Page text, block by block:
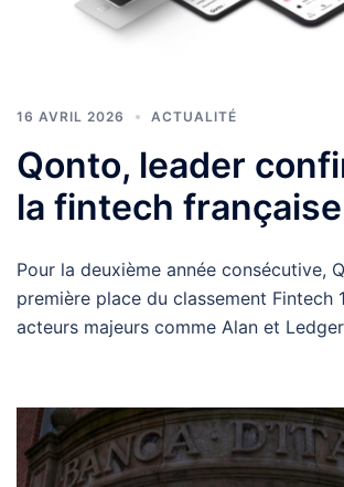
16 AVRIL 2026 ACTUALITÉ
Qonto, leader
la fintech française
Pour la deuxième année consécutive,
première place du classement Fintech
acteurs majeurs comme Alan et